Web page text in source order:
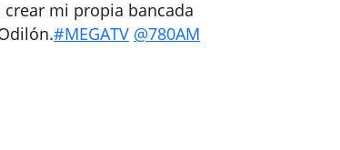
crear mi propia bancada
#MEGATV @780AM